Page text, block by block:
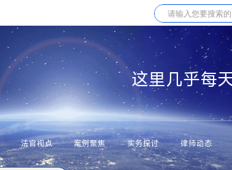
这里几乎每
法官视点 案例聚焦 实务探讨 律师动态